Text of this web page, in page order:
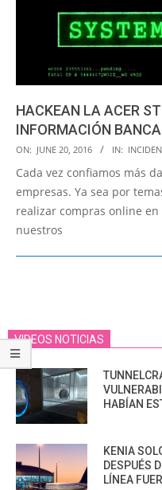
HACKEAN LA ACER
INFORMACIÓN
2016-
06-
20
ON: JUNE 20, 2016 IN:
Cada vez confiamos más
empresas. Ya sea por
realizar compras online
nuestros
VIDEOS NOTICIAS
HABÍAN
KENIA
DESPUÉS
LÍNEA